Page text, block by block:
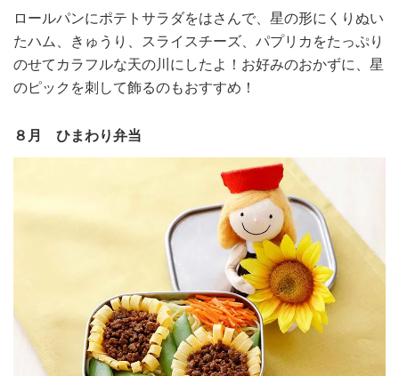
ロールパンにポテトサラダをはさんで、星の形にくりぬい
たハム、きゅうり、スライスチーズ、パプリカをたっぷり
のせてカラフルな天の川にしたよ！お好みのおかずに、星
のピックを刺して飾るのもおすすめ！
８月 ひまわり弁当